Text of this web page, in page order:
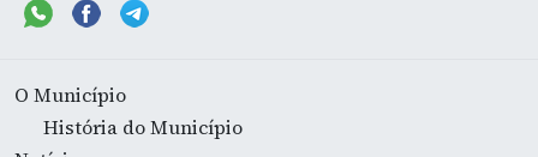
O Município
História do Município